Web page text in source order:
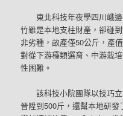
東北科技年夜學四川峨
竹雖是本地支柱財產，卻碰
非劣種，畝產僅50公斤，產
對從下游種類選育、中游栽
性困難。
該科技小院團隊以技巧
晉陞到500斤，還幫本地研發